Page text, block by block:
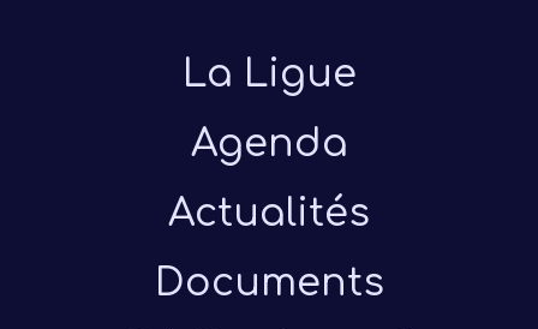
La Ligue
Agenda
Actualités
Documents